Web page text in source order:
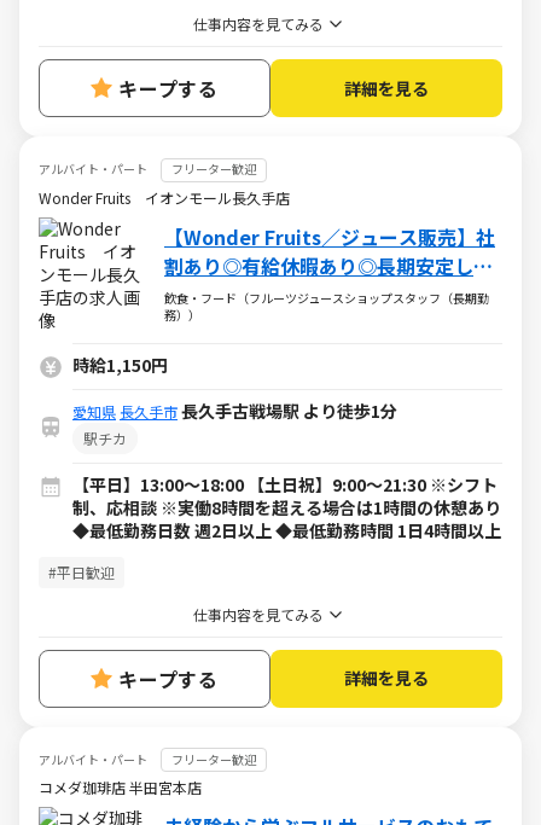
仕事内容を見てみる
キープする 詳細を見る
アルバイト・パート フリーター歓迎
Wonder Fruits イオンモール長久手店
【Wonder Fruits／ジュース販売】社
割あり◎有給休暇あり◎長期安定して
働けます♪
飲食・フード（フルーツジュースショップスタッフ（長期勤
務））
時給1,150円
愛知県 長久手市長久手古戦場駅 より徒歩1分
駅チカ
【平日】13:00～18:00 【土日祝】9:00～21:30 ※シフト
制、応相談 ※実働8時間を超える場合は1時間の休憩あり
◆最低勤務日数 週2日以上 ◆最低勤務時間 1日4時間以上
#平日歓迎
仕事内容を見てみる
キープする 詳細を見る
アルバイト・パート フリーター歓迎
コメダ珈琲店 半田宮本店